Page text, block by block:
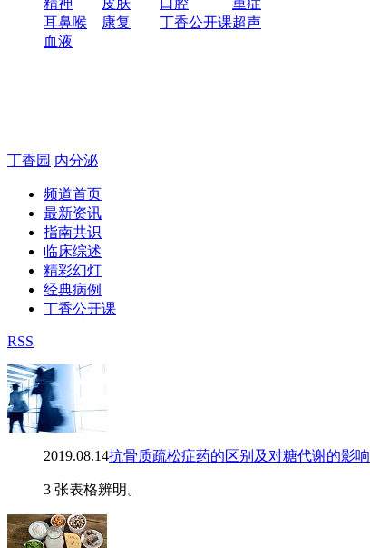
精神
皮肤 口腔
重症
耳鼻喉
康复 丁香公开课超声
血液
丁香园 内分泌
频道首页
最新资讯
指南共识
临床综述
精彩幻灯
经典病例
丁香公开课
RSS
2019.08.14抗骨质疏松症药的区别及对糖代谢的影响
3 张表格辨明。